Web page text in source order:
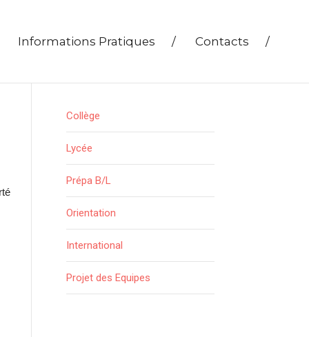
Informations Pratiques / Contacts /
Collège
Lycée
Prépa B/L
Orientation
International
Projet des Equipes